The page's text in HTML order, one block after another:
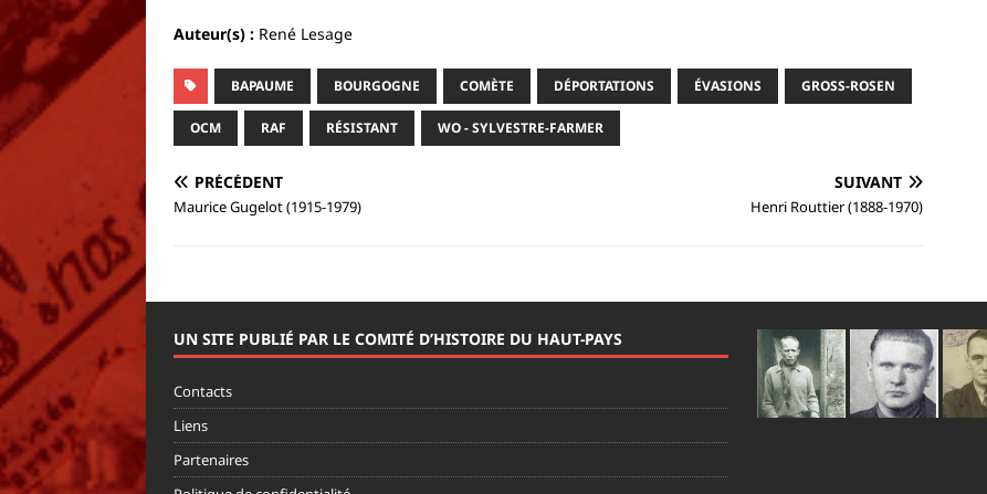
Auteur(s) : René Lesage
BAPAUME BOURGOGNE COMÈTE DÉPORTATIONS ÉVASIONS GROSS-ROSEN
OCM RAF RÉSISTANT WO - SYLVESTRE-FARMER
PRÉCÉDENT
Maurice Gugelot (1915-1979)
SUIVANT
Henri Routtier (1888-1970)
UN SITE PUBLIÉ PAR LE COMITÉ D’HISTOIRE DU HAUT-PAYS
Contacts
Liens
Partenaires